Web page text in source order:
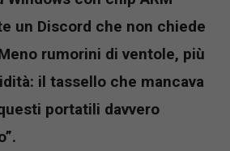
un Discord che non chiede
rumorini di ventole, più
il tassello che mancava
portatili davvero